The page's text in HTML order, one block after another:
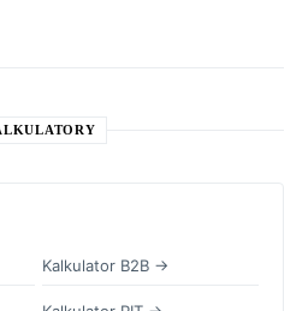
Kalkulator B2B →